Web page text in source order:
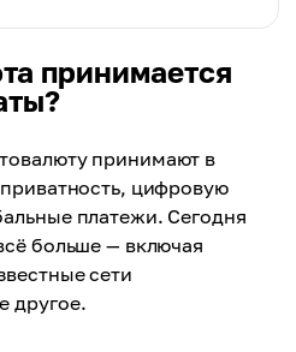
с банковскими
задержками.
за секунды или
быстрее
переводов.
недорого —
буквально с долей
криптовалюту,
отправлен и
отменить его или
ошибки.
принимается
принимают в
цифровую
платежи. Сегодня
больше — включая
сети
другое.